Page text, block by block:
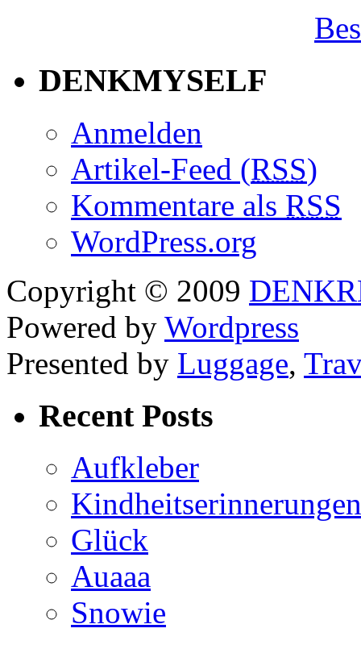
DENKMYSELF
Anmelden
Artikel-Feed (RSS)
Kommentare als RSS
WordPress.org
Copyright © 2009
Powered by Wordpress
Presented by Luggage,
Recent Posts
Aufkleber
Kindheitserinnerungen
Glück
Auaaa
Snowie